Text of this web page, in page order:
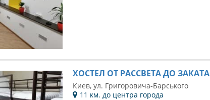
ХОСТЕЛ ОТ РАССВЕТА ДО ЗАКАТА
Киев, ул. Григоровича-Барського
11 км. до центра города